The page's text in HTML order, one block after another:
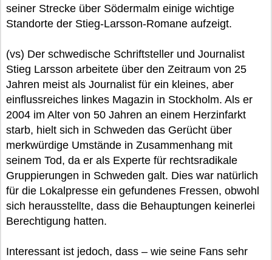
seiner Strecke über Södermalm einige wichtige
Standorte der Stieg-Larsson-Romane aufzeigt.
(vs) Der schwedische Schriftsteller und Journalist
Stieg Larsson arbeitete über den Zeitraum von 25
Jahren meist als Journalist für ein kleines, aber
einflussreiches linkes Magazin in Stockholm. Als er
2004 im Alter von 50 Jahren an einem Herzinfarkt
starb, hielt sich in Schweden das Gerücht über
merkwürdige Umstände in Zusammenhang mit
seinem Tod, da er als Experte für rechtsradikale
Gruppierungen in Schweden galt. Dies war natürlich
für die Lokalpresse ein gefundenes Fressen, obwohl
sich herausstellte, dass die Behauptungen keinerlei
Berechtigung hatten.
Interessant ist jedoch, dass – wie seine Fans sehr